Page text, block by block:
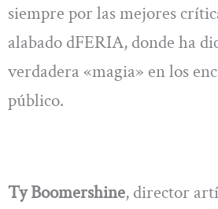
siempre por las mejores
alabado dFERIA, donde ha
verdadera «magia» en los
público.
Ty Boomershine, director